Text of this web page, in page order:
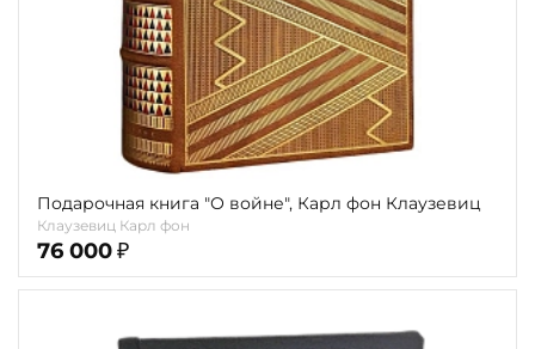
Подарочная книга "О войне", Карл фон Клаузевиц
Клаузевиц Карл фон
76 000 ₽